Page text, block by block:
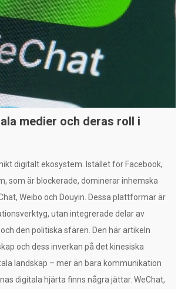
medier och deras roll i
digitalt ekosystem. Istället för Facebook,
som är blockerade, dominerar inhemska
Weibo och Douyin. Dessa plattformar är
utan integrerade delar av
den politiska sfären. Den här artikeln
och dess inverkan på det kinesiska
landskap – mer än bara kommunikation
digitala hjärta finns några jättar. WeChat,